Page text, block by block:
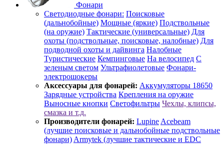
Фонари
Светодиодные фонари: Поисковые
(дальнобойные) Мощные (яркие) Подствольные
(на оружие) Тактические (универсальные) Для
охоты (подствольные, поисковые, налобные) Для
подводной охоты и дайвинга Налобные
Туристические Кемпинговые На велосипед С
зеленым светом Ультрафиолетовые Фонари-
электрошокеры
Аксессуары для фонарей: Аккумуляторы 18650
Зарядные устройства Крепления на оружие
Выносные кнопки Светофильтры Чехлы, клипсы,
смазка и т.д.
Производители фонарей: Lupine Acebeam
(лучшие поисковые и дальнобойные подствольные
фонари) Armytek (лучшие тактические и EDC